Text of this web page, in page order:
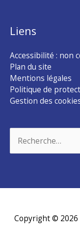
Liens
Accessibilité : non
Plan du site
Mentions légales
Politique de
Gestion des
Copyright © 2026